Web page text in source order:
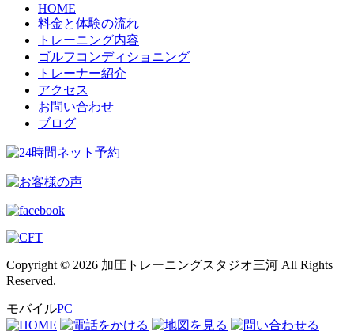
HOME
料金と体験の流れ
トレーニング内容
ゴルフコンディショニング
トレーナー紹介
アクセス
お問い合わせ
ブログ
Copyright © 2026 加圧トレーニングスタジオ三河 All Rights
Reserved.
モバイルPC